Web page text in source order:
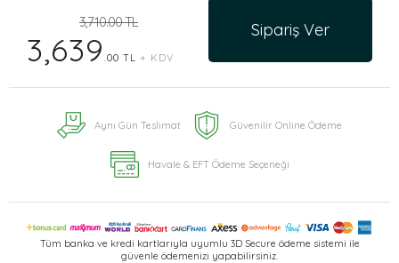
3,710.00 TL
3,639 .00 TL + KDV
Sipariş Ver
Aynı Gün Teslimat Güvenilir Online Ödeme
Havale & EFT Ödeme Seçeneği
Tüm banka ve kredi kartlarıyla uyumlu 3D Secure ödeme sistemi ile
güvenle ödemenizi yapabilirsiniz.